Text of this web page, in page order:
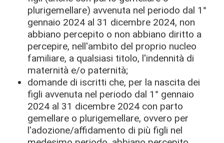
plurigemellare) avvenuta nel periodo dal 1°
gennaio 2024 al 31 dicembre 2024, non
abbiano percepito o non abbiano diritto a
percepire, nell'ambito del proprio nucleo
familiare, a qualsiasi titolo, l'indennità di
maternità e/o paternità;
domande di iscritti che, per la nascita dei
figli avvenuta nel periodo dal 1° gennaio
2024 al 31 dicembre 2024 con parto
gemellare o plurigemellare, ovvero per
l'adozione/affidamento di più figli nel